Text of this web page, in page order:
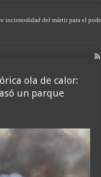
Jaaukanigás”, se presentó en la
ola de calor:
un parque